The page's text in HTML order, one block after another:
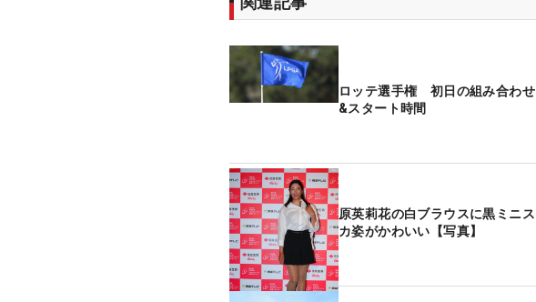
ロッテ選手権 初日の組み合わせ
&スタート時間
原英莉花の白ブラウスに黒ミニス
カ姿がかわいい【写真】